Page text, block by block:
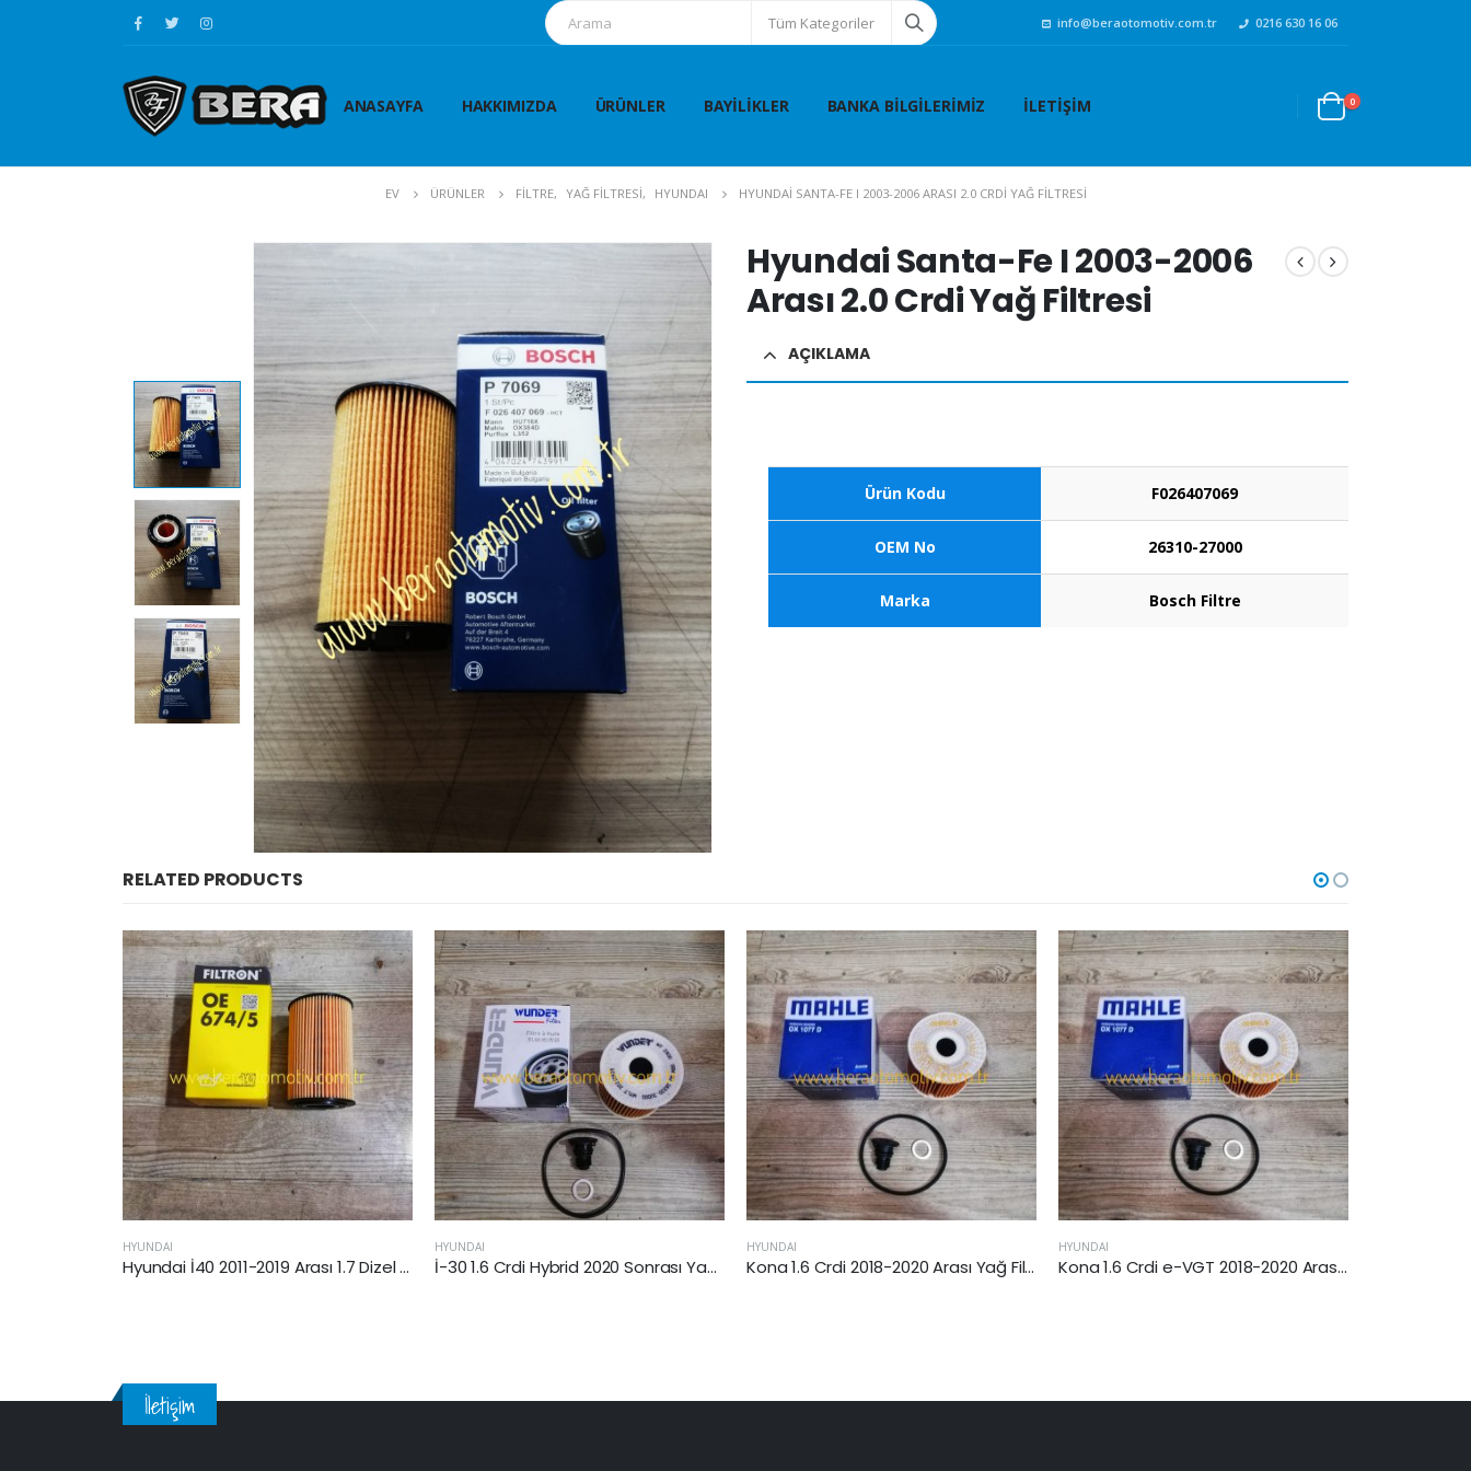
Tüm Kategoriler info@beraotomotiv.com.tr 0216 630 16 06
ANASAYFA HAKKIMIZDA ÜRÜNLER BAYILIKLER BANKA BILGILERIMIZ İLETIŞIM 0
EV ÜRÜNLER FİLTRE, YAĞ FİLTRESİ, HYUNDAI HYUNDAI SANTA-FE I 2003-2006 ARASI 2.0 CRDI YAĞ FILTRESI
Hyundai Santa-Fe I 2003-2006
Arası 2.0 Crdi Yağ Filtresi
AÇIKLAMA
Ürün Kodu F026407069
OEM No 26310-27000
Marka Bosch Filtre
RELATED PRODUCTS
HYUNDAI
İ-30 1.6 Crdi Hybrid 2020 Sonrası Yağ Filtresi
HYUNDAI
Kona 1.6 Crdi 2018-2020 Arası Yağ Filtresi
HYUNDAI
Kona 1.6 Crdi e-VGT 2018-2020 Arası Yağ Filtresi
HYUNDAI
İ20 III 1.6 T-Gdi 2020 Sonrası Yağ Filtresi
İletişim